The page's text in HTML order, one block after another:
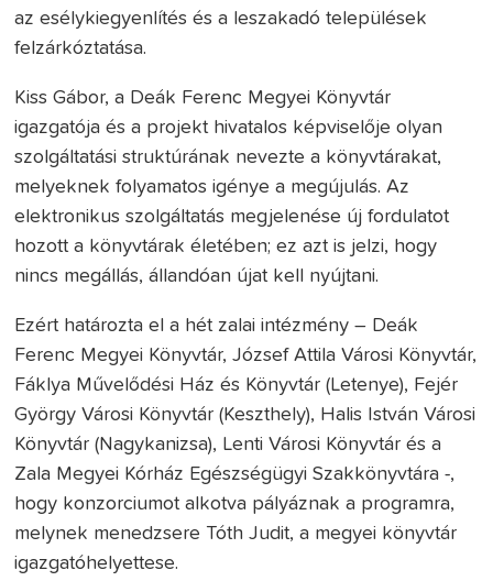
az esélykiegyenlítés és a leszakadó települések
felzárkóztatása.
Kiss Gábor, a Deák Ferenc Megyei Könyvtár
igazgatója és a projekt hivatalos képviselője olyan
szolgáltatási struktúrának nevezte a könyvtárakat,
melyeknek folyamatos igénye a megújulás. Az
elektronikus szolgáltatás megjelenése új fordulatot
hozott a könyvtárak életében; ez azt is jelzi, hogy
nincs megállás, állandóan újat kell nyújtani.
Ezért határozta el a hét zalai intézmény – Deák
Ferenc Megyei Könyvtár, József Attila Városi Könyvtár,
Fáklya Művelődési Ház és Könyvtár (Letenye), Fejér
György Városi Könyvtár (Keszthely), Halis István Városi
Könyvtár (Nagykanizsa), Lenti Városi Könyvtár és a
Zala Megyei Kórház Egészségügyi Szakkönyvtára -,
hogy konzorciumot alkotva pályáznak a programra,
melynek menedzsere Tóth Judit, a megyei könyvtár
igazgatóhelyettese.